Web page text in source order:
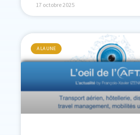
17 octobre 2025
A LA UNE